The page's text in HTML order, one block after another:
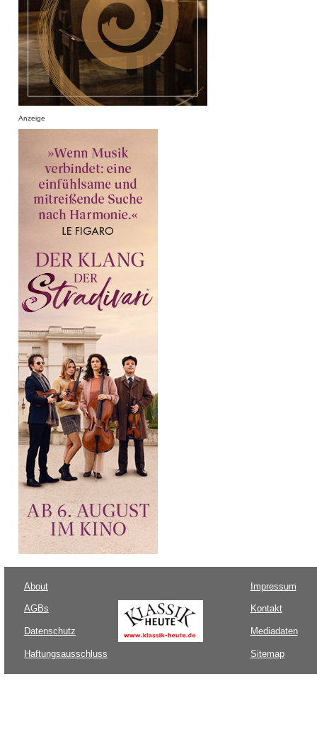
Anzeige
About
AGBs
Datenschutz
Haftungsausschluss
Impressum
Kontakt
Mediadaten
Sitemap